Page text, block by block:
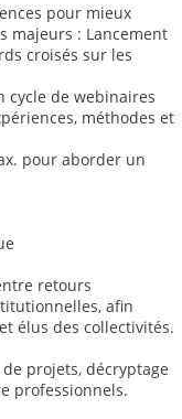
pour mieux
majeurs : Lancement
croisés sur les
cycle de webinaires
méthodes et
pour aborder un
retours
afin
élus des collectivités.
projets, décryptage
professionnels.